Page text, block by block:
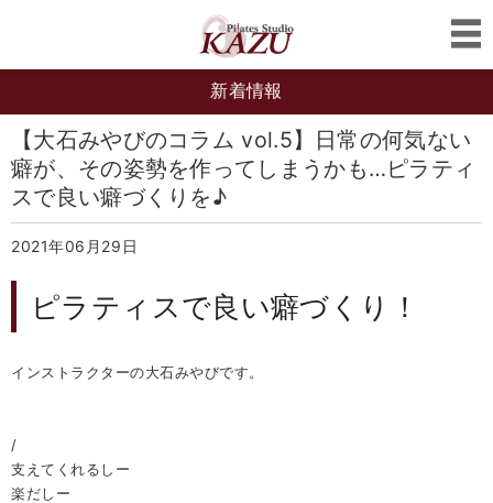
新着情報
【大石みやびのコラム vol.5】日常の何気ない
癖が、その姿勢を作ってしまうかも…ピラティ
スで良い癖づくりを♪
2021年06月29日
ピラティスで良い癖づくり！
インストラクターの大石みやびです。
/
支えてくれるしー
楽だしー